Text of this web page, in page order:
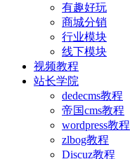
有趣好玩
商城分销
行业模块
线下模块
视频教程
站长学院
dedecms教程
帝国cms教程
wordpress教程
zlbog教程
Discuz教程